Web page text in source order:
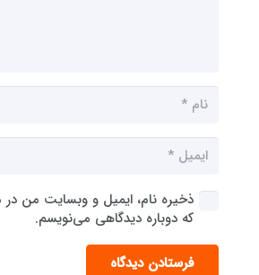
ذخیره نام، ایمیل و وبسایت من در
که دوباره دیدگاهی می‌نویسم.
فرستادن دیدگاه